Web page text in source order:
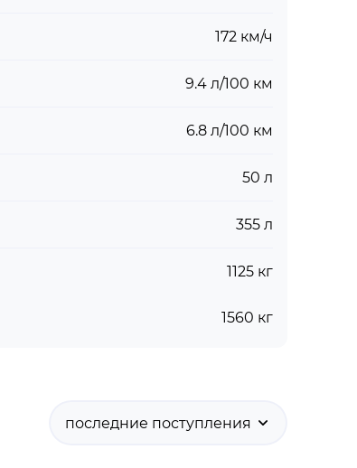
172 км/ч
9.4 л/100 км
6.8 л/100 км
50 л
355 л
1125 кг
1560 кг
последние поступления